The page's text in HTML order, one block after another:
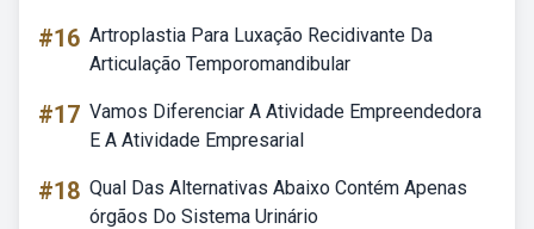
#16 Artroplastia Para Luxação Recidivante Da
Articulação Temporomandibular
#17 Vamos Diferenciar A Atividade Empreendedora
E A Atividade Empresarial
#18 Qual Das Alternativas Abaixo Contém Apenas
órgãos Do Sistema Urinário